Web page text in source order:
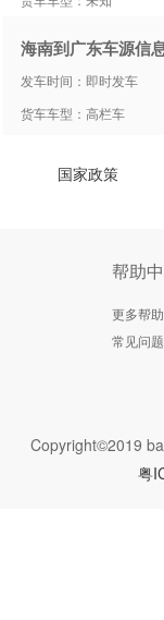
海南到广东车源信
发车时间：即时发车
货车车型：高栏车
国家政策
帮助
更多帮助
常见问题
Copyright©2019
粤